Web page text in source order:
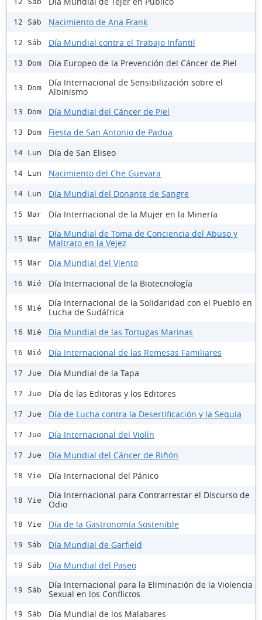
12 Sáb Nacimiento de Ana Frank
12 Sáb Día Mundial contra el Trabajo Infantil
13 Dom Día Europeo de la Prevención del Cáncer de Piel
13 Dom
Día Internacional de Sensibilización sobre el
Albinismo
13 Dom Día Mundial del Cáncer de Piel
13 Dom Fiesta de San Antonio de Padua
14 Lun Día de San Eliseo
14 Lun Nacimiento del Che Guevara
14 Lun Día Mundial del Donante de Sangre
15 Mar Día Internacional de la Mujer en la Minería
15 Mar
Día Mundial de Toma de Conciencia del Abuso y
Maltrato en la Vejez
15 Mar Día Mundial del Viento
16 Mié Día Internacional de la Biotecnología
16 Mié
Día Internacional de la Solidaridad con el Pueblo en
Lucha de Sudáfrica
16 Mié Día Mundial de las Tortugas Marinas
16 Mié Día Internacional de las Remesas Familiares
17 Jue Día Mundial de la Tapa
17 Jue Día de las Editoras y los Editores
17 Jue Día de Lucha contra la Desertificación y la Sequía
17 Jue Día Internacional del Violín
17 Jue Día Mundial del Cáncer de Riñón
18 Vie Día Internacional del Pánico
18 Vie
Día Internacional para Contrarrestar el Discurso de
Odio
18 Vie Día de la Gastronomía Sostenible
19 Sáb Día Mundial de Garfield
19 Sáb Día Mundial del Paseo
19 Sáb
Día Internacional para la Eliminación de la Violencia
Sexual en los Conflictos
19 Sáb Día Mundial de los Malabares